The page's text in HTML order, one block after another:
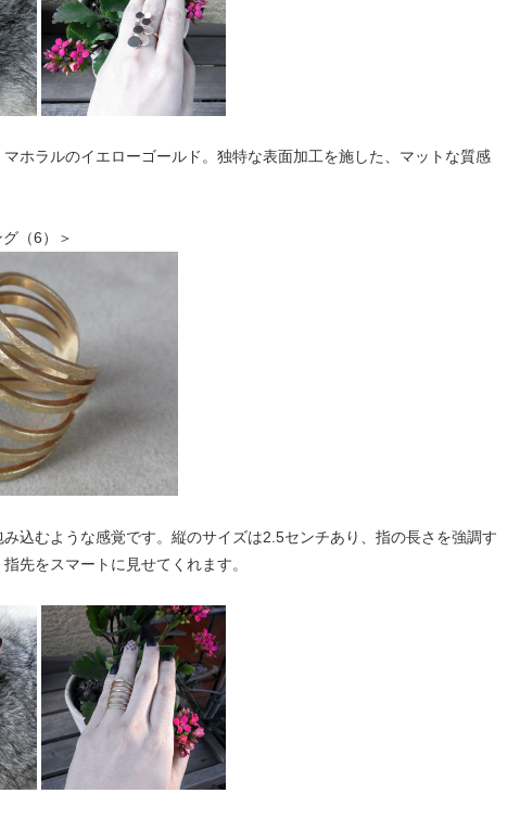
ホラルのイエローゴールド。独特な表面加工を施した、マットな質感
（6）＞
み込むような感覚です。縦のサイズは2.5センチあり、指の長さを強調す
先をスマートに見せてくれます。